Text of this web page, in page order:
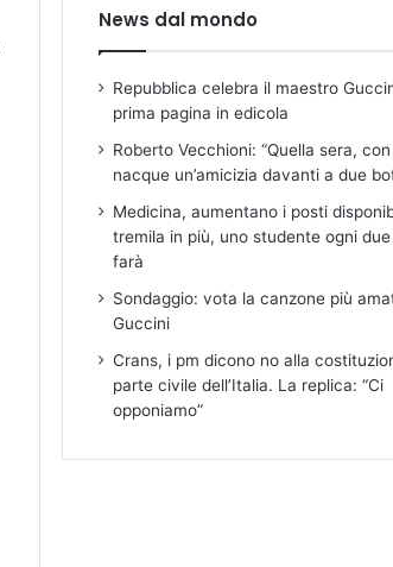
News dal mondo
Repubblica celebra il maestro
prima pagina in edicola
Roberto Vecchioni: “Quella sera,
nacque un’amicizia davanti a due
Medicina, aumentano i posti
tremila in più, uno studente ogni
farà
Sondaggio: vota la canzone più
Guccini
Crans, i pm dicono no alla
parte civile dell’Italia. La replica: “Ci
opponiamo”